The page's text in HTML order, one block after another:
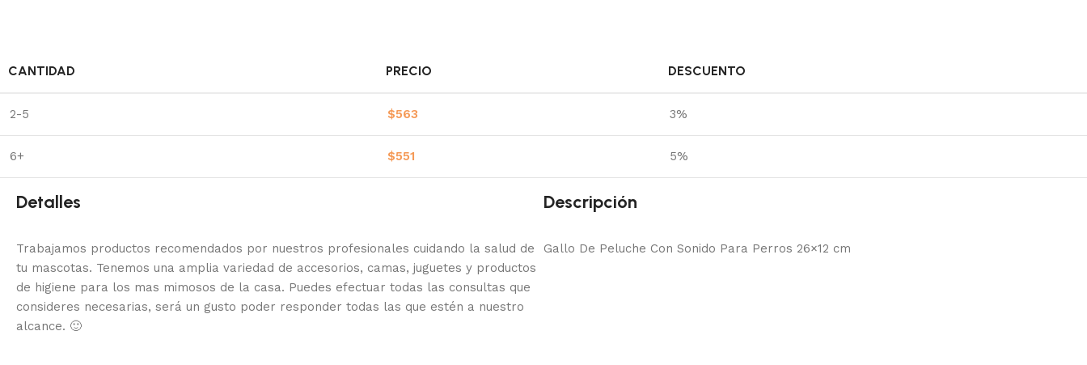
CANTIDAD PRECIO DESCUENTO
2-5 $563 3%
6+ $551 5%
Detalles
Trabajamos productos recomendados por nuestros profesionales cuidando la salud de
tu mascotas. Tenemos una amplia variedad de accesorios, camas, juguetes y productos
de higiene para los mas mimosos de la casa. Puedes efectuar todas las consultas que
consideres necesarias, será un gusto poder responder todas las que estén a nuestro
alcance. 🙂
Descripción
Gallo De Peluche Con Sonido Para Perros 26×12 cm